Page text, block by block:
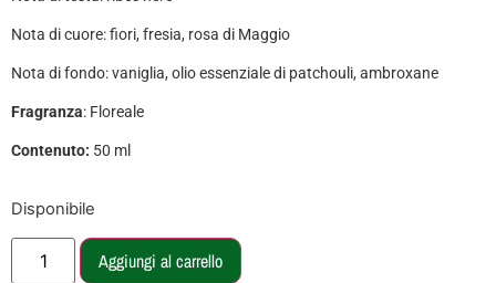
Nota di cuore: fiori, fresia, rosa di Maggio
Nota di fondo: vaniglia, olio essenziale di patchouli, ambroxane
Fragranza: Floreale
Contenuto: 50 ml
Disponibile
Aggiungi al carrello